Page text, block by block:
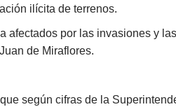
ilícita de terrenos.
afectados por las invasiones y
de Miraflores.
según cifras de la